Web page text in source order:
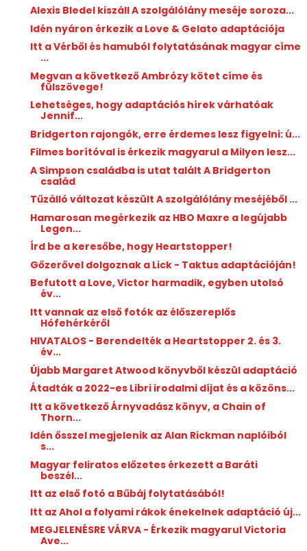
Alexis Bledel kiszáll A szolgálólány meséje soroza...
Idén nyáron érkezik a Love & Gelato adaptációja
Itt a Vérből és hamuból folytatásának magyar címe
...
Megvan a következő Ambrózy kötet címe és
fülszövege!
Lehetséges, hogy adaptációs hírek várhatóak
Jennif...
Bridgerton rajongók, erre érdemes lesz figyelni: ú...
Filmes borítóval is érkezik magyarul a Milyen lesz...
A Simpson családba is utat talált A Bridgerton
család
Tűzálló változat készült A szolgálólány meséjéből ...
Hamarosan megérkezik az HBO Maxre a legújabb
Legen...
Írd be a keresőbe, hogy Heartstopper!
Gőzerővel dolgoznak a Lick - Taktus adaptációján!
Befutott a Love, Victor harmadik, egyben utolsó
év...
Itt vannak az első fotók az élőszereplős
Hófehérkéről
HIVATALOS - Berendelték a Heartstopper 2. és 3.
év...
Újabb Margaret Atwood könyvből készül adaptáció
Átadták a 2022-es Libri irodalmi díjat és a közöns...
Itt a következő Árnyvadász könyv, a Chain of
Thorn...
Idén ősszel megjelenik az Alan Rickman naplóiból
s...
Magyar feliratos előzetes érkezett a Baráti
beszél...
Itt az első fotó a Bűbáj folytatásából!
Itt az Ahol a folyami rákok énekelnek adaptáció új...
MEGJELENÉSRE VÁRVA - Érkezik magyarul Victoria
Ave...